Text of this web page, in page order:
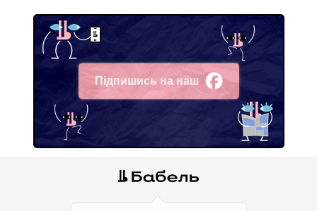
Підпишись на наш
Facebook